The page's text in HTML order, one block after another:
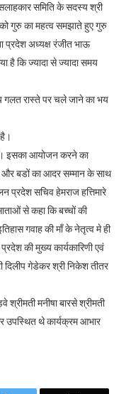
समिति के सदस्य श्री
गुरु का महत्व समझाते हुए गुरु
प्रदेश अध्यक्ष रंजीत भाऊ
है कि ज्यादा से ज्यादा समय
गलत रास्ते पर चले जाने का भय
इसका आयोजन करने का
और बडों का आदर सम्मान के साथ
प्रदेश सचिव हेमराज हत्तिमारे
से कहा कि बच्चों की
गवाह की माँ के नेतृत्व मे ही
की मुख्य कार्यकारिणी एवं
दिलीप गेडेकर श्री निकेश तीतर
श्रीमती मनीषा बारसे श्रीमती
उपस्थित थे कार्यक्रम आभार